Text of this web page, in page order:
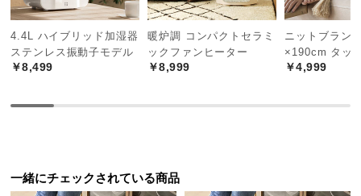
商
配
小
4.4L ハイブリッド加湿器
ステンレス振動子モデル
￥8,499
暖炉調 コンパクトセラミ
ックファンヒーター
￥8,999
ニットブラン
×190cm タッ
￥4,999
一緒にチェックされている商品